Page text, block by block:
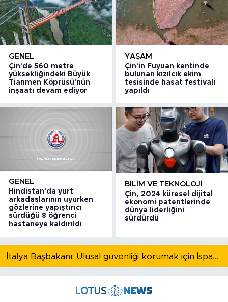
GENEL
Çin'de 560 metre
yüksekliğindeki Büyük
Tianmen Köprüsü'nün
inşaatı devam ediyor
YAŞAM
Çin'in Fuyuan kentinde
bulunan kızılcık ekim
tesisinde hasat festivali
yapıldı
GENEL
Hindistan'da yurt
arkadaşlarının uyurken
gözlerine yapıştırıcı
sürdüğü 8 öğrenci
hastaneye kaldırıldı
BILIM VE TEKNOLOJI
Çin, 2024 küresel dijital
ekonomi patentlerinde
dünya liderliğini
sürdürdü
İtalya Başbakanı: Ulusal güvenliği korumak için İspanya ile Schengen kapsamındaki serbest dolaşımı askıya alıyoruz